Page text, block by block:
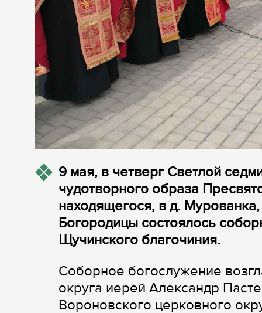
9 мая, в четверг Светлой
чудотворного образа
находящегося, в д.
Богородицы состоялось
Щучинского благочиния.
Соборное богослужение
округа иерей Александр
Вороновского церковного